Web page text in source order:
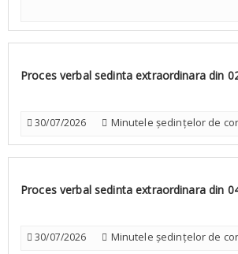
Proces verbal sedinta extraordinara din
30/07/2026 Minutele ședințelor de
Proces verbal sedinta extraordinara din
30/07/2026 Minutele ședințelor de